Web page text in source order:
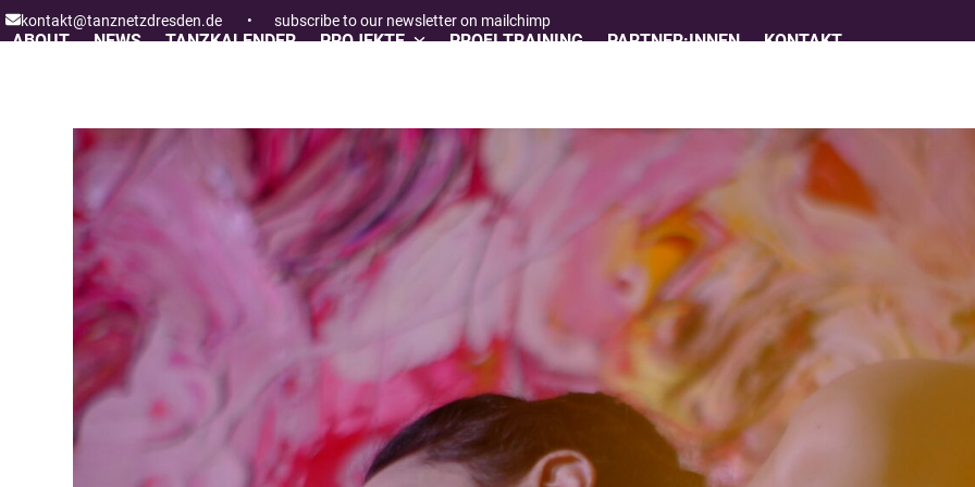
Skip
to
kontakt@tanznetzdresden.de • subscribe to our newsletter on mailchimp
ABOUT NEWS TANZKALENDER PROJEKTE PROFI TRAINING PARTNER:INNEN KONTAKT